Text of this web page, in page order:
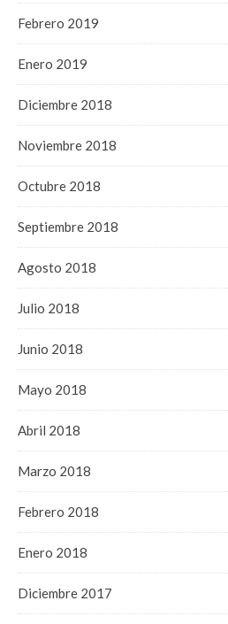
Febrero 2019
Enero 2019
Diciembre 2018
Noviembre 2018
Octubre 2018
Septiembre 2018
Agosto 2018
Julio 2018
Junio 2018
Mayo 2018
Abril 2018
Marzo 2018
Febrero 2018
Enero 2018
Diciembre 2017